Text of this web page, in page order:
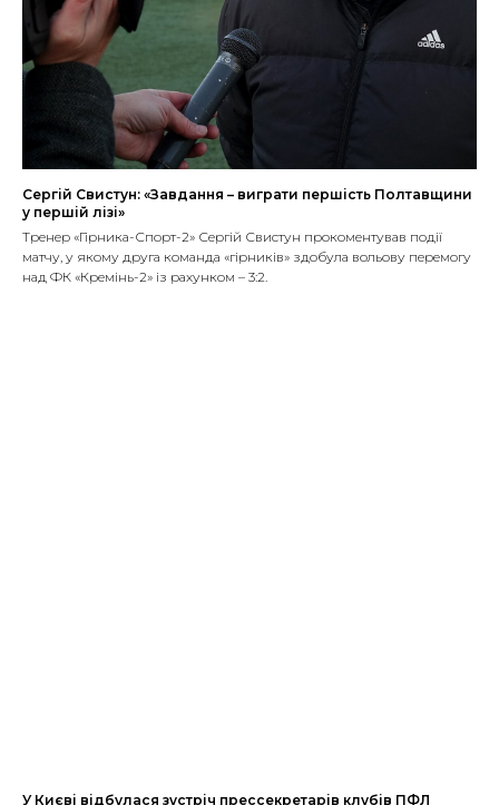
Сергій Свистун: «Завдання – виграти першість Полтавщини
у першій лізі»
Тренер «Гірника-Спорт-2» Сергій Свистун прокоментував події
матчу, у якому друга команда «гірників» здобула вольову перемогу
над ФК «Кремінь-2» із рахунком – 3:2.
У Києві відбулася зустріч прессекретарів клубів ПФЛ